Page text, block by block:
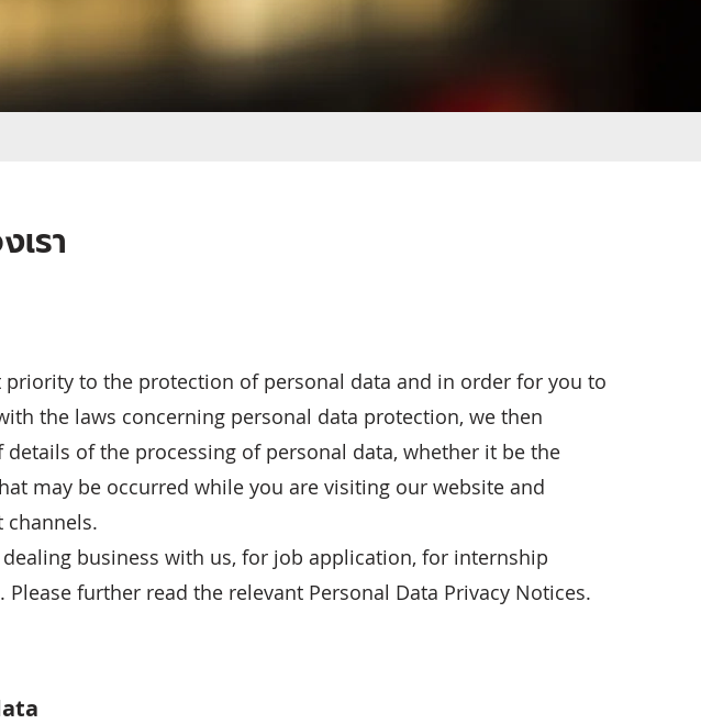
รา
priority to the protection of personal data and in order for you to
the laws concerning personal data protection, we then
of the processing of personal data, whether it be the
may be occurred while you are visiting our website and
business with us, for job application, for internship
further read the relevant Personal Data Privacy Notices.